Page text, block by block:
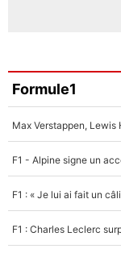
Formule1